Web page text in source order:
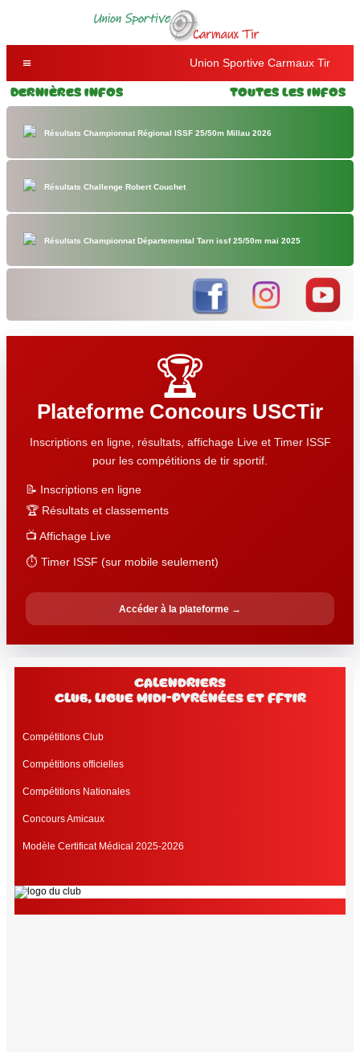
Union Sportive Carmaux Tir
Dernières Infos Toutes les Infos
Résultats Championnat Régional ISSF 25/50m Millau 2026
Résultats Challenge Robert Couchet
Résultats Championnat Départemental Tarn issf 25/50m mai 2025
🏆
Plateforme Concours USCTir
Inscriptions en ligne, résultats, affichage Live et Timer ISSF
pour les compétitions de tir sportif.
📝 Inscriptions en ligne
🏆 Résultats et classements
📺 Affichage Live
⏱️ Timer ISSF (sur mobile seulement)
Accéder à la plateforme →
Calendriers
club, Ligue Midi-Pyrénées et FFtir
Compétitions Club
Compétitions officielles
Compétitions Nationales
Concours Amicaux
Modèle Certificat Médical 2025-2026